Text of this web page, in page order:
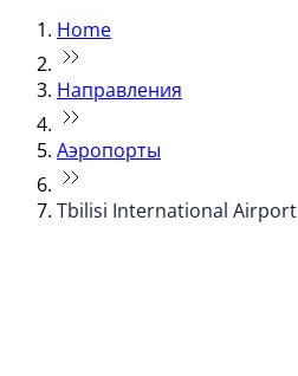
Home
Направления
Аэропорты
Tbilisi International Airport